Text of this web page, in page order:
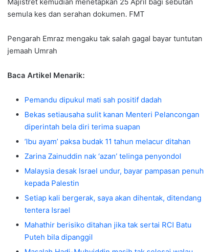
Majistret kemudian menetapkan 25 April bagi sebutan
semula kes dan serahan dokumen. FMT
Pengarah Emraz mengaku tak salah gagal bayar tuntutan
jemaah Umrah
Baca Artikel Menarik:
Pemandu dipukul mati sah positif dadah
Bekas setiausaha sulit kanan Menteri Pelancongan
diperintah bela diri terima suapan
‘Ibu ayam’ paksa budak 11 tahun melacur ditahan
Zarina Zainuddin nak ‘azan’ telinga penyondol
Malaysia desak Israel undur, bayar pampasan penuh
kepada Palestin
Setiap kali bergerak, saya akan dihentak, ditendang
tentera Israel
Mahathir berisiko ditahan jika tak sertai RCI Batu
Puteh bila dipanggil